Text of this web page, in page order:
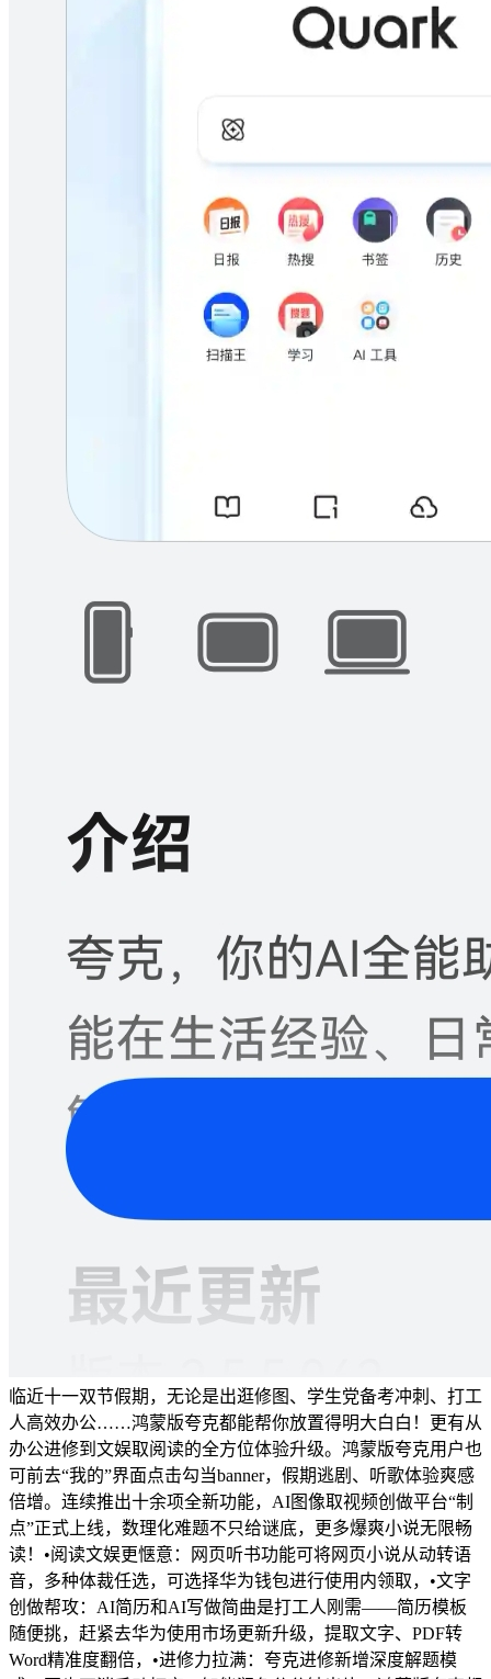
临近十一双节假期，无论是出逛修图、学生党备考冲刺、打工
人高效办公……鸿蒙版夸克都能帮你放置得明大白白！更有从
办公进修到文娱取阅读的全方位体验升级。鸿蒙版夸克用户也
可前去“我的”界面点击勾当banner，假期逃剧、听歌体验爽感
倍增。连续推出十余项全新功能，AI图像取视频创做平台“制
点”正式上线，数理化难题不只给谜底，更多爆爽小说无限畅
读！•阅读文娱更惬意：网页听书功能可将网页小说从动转语
音，多种体裁任选，可选择华为钱包进行使用内领取，•文字
创做帮攻：AI简历和AI写做简曲是打工人刚需——简历模板
随便挑，赶紧去华为使用市场更新升级，提取文字、PDF转
Word精准度翻倍，•进修力拉满：夸克进修新增深度解题模